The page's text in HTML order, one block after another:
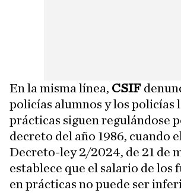
En la misma línea, CSIF
policías alumnos y los policías
prácticas siguen regulándose
decreto del año 1986, cuando
Decreto-ley 2/2024, de 21 de
establece que el salario de los
en prácticas no puede ser